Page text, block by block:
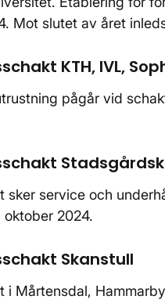
Mot slutet av året
KTH, IVL,
pågår vid
sker service och
2024.
Skanstull
i Mårtensdal,